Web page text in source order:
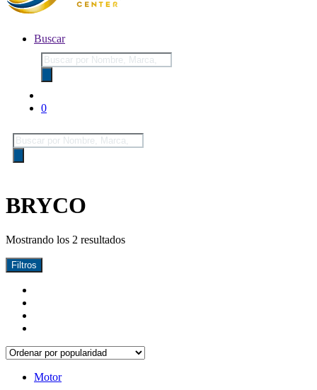
Buscar
Búsqueda
de
productos
0
Búsqueda
de
productos
BRYCO
Mostrando los 2 resultados
Filtros
Motor